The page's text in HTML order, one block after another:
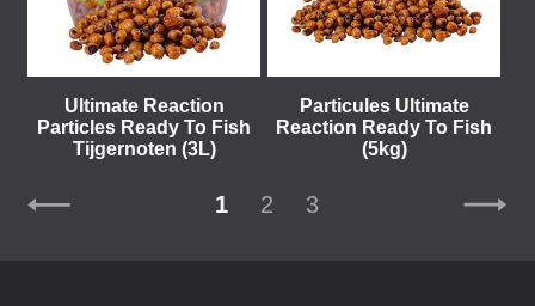
Ultimate Reaction
Particles Ready To Fish
Tijgernoten (3L)
Particules Ultimate
Reaction Ready To Fish
(5kg)
1 2 3